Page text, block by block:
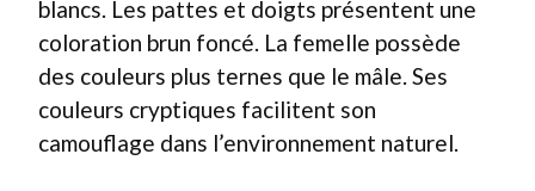
blancs. Les pattes et doigts présentent une
coloration brun foncé. La femelle possède
des couleurs plus ternes que le mâle. Ses
couleurs cryptiques facilitent son
camouflage dans l’environnement naturel.